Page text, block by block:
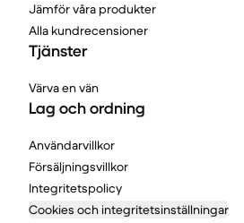
Jämför våra produkter
Alla kundrecensioner
Tjänster
Värva en vän
Lag och ordning
Användarvillkor
Försäljningsvillkor
Integritetspolicy
Cookies och integritetsinställningar